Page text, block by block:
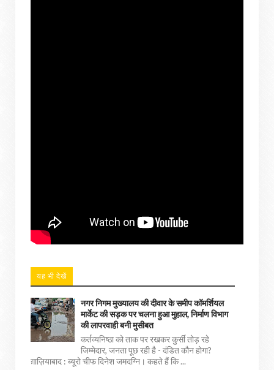
यह भी देखें
नगर निगम मुख्यालय की दीवार के समीप कॉमर्शियल
मार्केट की सड़क पर चलना हुआ मुहाल, निर्माण विभाग
की लापरवाही बनी मुसीबत
कर्तव्यनिष्ठा को ताक पर रखकर कुर्सी तोड़ रहे
जिम्मेदार, जनता पूछ रही है - दंडित कौन होगा?
ग़ाज़ियाबाद : ब्यूरो चीफ दिनेश जमदग्नि। कहते हैं कि ...